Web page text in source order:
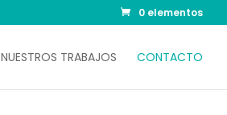
0 elementos
NUESTROS TRABAJOS CONTACTO